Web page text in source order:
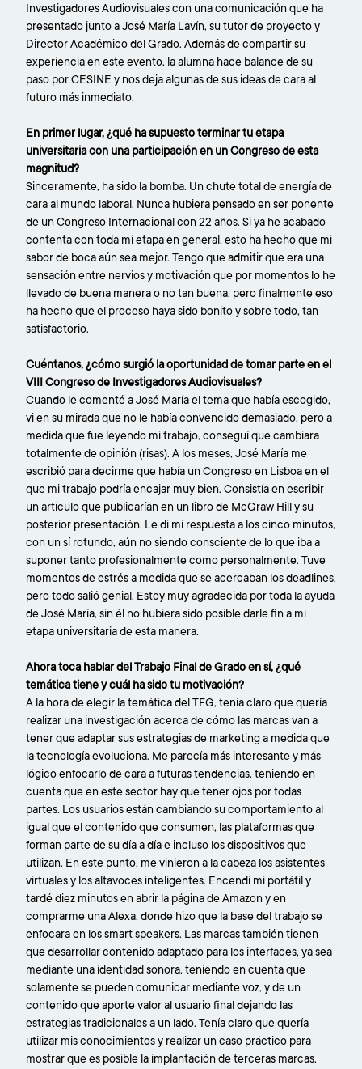
Investigadores Audiovisuales con una comunicación que ha
presentado junto a José María Lavín, su tutor de proyecto y
Director Académico del Grado. Además de compartir su
experiencia en este evento, la alumna hace balance de su
paso por CESINE y nos deja algunas de sus ideas de cara al
futuro más inmediato.
En primer lugar, ¿qué ha supuesto terminar tu etapa
universitaria con una participación en un Congreso de esta
magnitud?
Sinceramente, ha sido la bomba. Un chute total de energía de
cara al mundo laboral. Nunca hubiera pensado en ser ponente
de un Congreso Internacional con 22 años. Si ya he acabado
contenta con toda mi etapa en general, esto ha hecho que mi
sabor de boca aún sea mejor. Tengo que admitir que era una
sensación entre nervios y motivación que por momentos lo he
llevado de buena manera o no tan buena, pero finalmente eso
ha hecho que el proceso haya sido bonito y sobre todo, tan
satisfactorio.
Cuéntanos, ¿cómo surgió la oportunidad de tomar parte en el
VIII Congreso de Investigadores Audiovisuales?
Cuando le comenté a José María el tema que había escogido,
vi en su mirada que no le había convencido demasiado, pero a
medida que fue leyendo mi trabajo, conseguí que cambiara
totalmente de opinión (risas). A los meses, José María me
escribió para decirme que había un Congreso en Lisboa en el
que mi trabajo podría encajar muy bien. Consistía en escribir
un artículo que publicarían en un libro de McGraw Hill y su
posterior presentación. Le di mi respuesta a los cinco minutos,
con un sí rotundo, aún no siendo consciente de lo que iba a
suponer tanto profesionalmente como personalmente. Tuve
momentos de estrés a medida que se acercaban los deadlines,
pero todo salió genial. Estoy muy agradecida por toda la ayuda
de José María, sin él no hubiera sido posible darle fin a mi
etapa universitaria de esta manera.
Ahora toca hablar del Trabajo Final de Grado en sí, ¿qué
temática tiene y cuál ha sido tu motivación?
A la hora de elegir la temática del TFG, tenía claro que quería
realizar una investigación acerca de cómo las marcas van a
tener que adaptar sus estrategias de marketing a medida que
la tecnología evoluciona. Me parecía más interesante y más
lógico enfocarlo de cara a futuras tendencias, teniendo en
cuenta que en este sector hay que tener ojos por todas
partes. Los usuarios están cambiando su comportamiento al
igual que el contenido que consumen, las plataformas que
forman parte de su día a día e incluso los dispositivos que
utilizan. En este punto, me vinieron a la cabeza los asistentes
virtuales y los altavoces inteligentes. Encendí mi portátil y
tardé diez minutos en abrir la página de Amazon y en
comprarme una Alexa, donde hizo que la base del trabajo se
enfocara en los smart speakers. Las marcas también tienen
que desarrollar contenido adaptado para los interfaces, ya sea
mediante una identidad sonora, teniendo en cuenta que
solamente se pueden comunicar mediante voz, y de un
contenido que aporte valor al usuario final dejando las
estrategias tradicionales a un lado. Tenía claro que quería
utilizar mis conocimientos y realizar un caso práctico para
mostrar que es posible la implantación de terceras marcas,